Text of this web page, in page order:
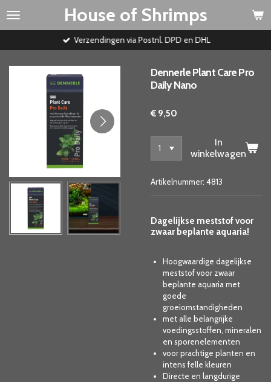
Ga
House of Shrimps
Verzendingen via Postnl. DPD en DHL
Dennerle Plant Care Pro
Daily Nano
€ 9,50
In
winkelwagen
Artikelnummer: 4813
Dagelijkse meststof voor
zwaar beplante aquaria!
Hoogwaardige dagelijkse
meststof voor zwaar
beplante aquaria met
goede
groeiomstandigheden
met alle belangrijke
voedingsstoffen, mineralen
en sporenelementen
voor prachtige planten en
intens felle kleuren
Directe en langdurige